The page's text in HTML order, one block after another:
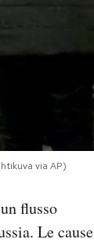
via AP)
flusso
Le cause